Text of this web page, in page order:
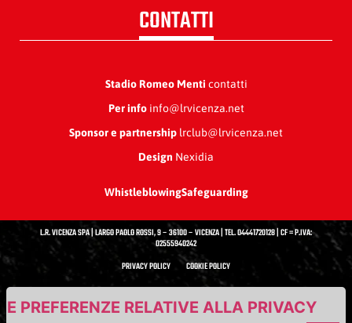
CONTATTI
Stadio Romeo Menti contatti
Per infoinfo@lrvicenza.net
Sponsor e partnership lrclub@lrvicenza.net
Design Nexidia
WhistleblowingSafeguarding
L.R. VICENZA SPA | LARGO PAOLO ROSSI, 9 – 36100 – VICENZA | TEL. 04441720128 | CF = P.IVA:
02555940242
PRIVACY POLICY
COOKIE POLICY
PREFERENZE RELATIVE ALLA PRIVACY